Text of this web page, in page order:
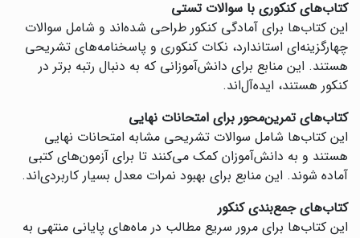
کتاب‌های کنکوری با سوالات تستی
این کتاب‌ها برای آمادگی کنکور طراحی شده‌اند و شامل سوالات
چهارگزینه‌ای استاندارد، نکات کنکوری و پاسخنامه‌های تشریحی
هستند. این منابع برای دانش‌آموزانی که به دنبال رتبه برتر در
کنکور هستند، ایده‌آل‌اند.
کتاب‌های تمرین‌محور برای امتحانات نهایی
این کتاب‌ها شامل سوالات تشریحی مشابه امتحانات نهایی
هستند و به دانش‌آموزان کمک می‌کنند تا برای آزمون‌های کتبی
آماده شوند. این منابع برای بهبود نمرات معدل بسیار کاربردی‌اند.
کتاب‌های جمع‌بندی کنکور
این کتاب‌ها برای مرور سریع مطالب در ماه‌های پایانی منتهی به